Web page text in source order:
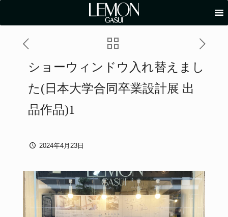
ショーウィンドウ入れ替えまし
た(日本大学合同卒業設計展 出
品作品)1
2024年4月23日